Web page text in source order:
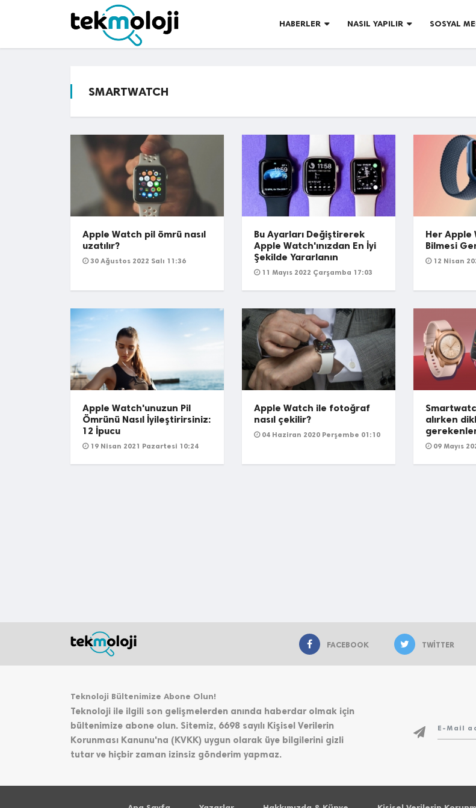
HABERLER NASIL YAPILIR SOSYAL
SMARTWATCH
Apple Watch pil ömrü nasıl
uzatılır?
30 Ağustos 2022 Salı 11:36
Bu Ayarları Değiştirerek
Apple Watch'ınızdan En İyi
Şekilde Yararlanın
11 Mayıs 2022 Çarşamba 17:03
Her Apple
Bilmesi
12 Nisan
Apple Watch'unuzun Pil
Ömrünü Nasıl İyileştirirsiniz:
12 İpucu
19 Nisan 2021 Pazartesi 10:24
Apple Watch ile fotoğraf
nasıl çekilir?
04 Haziran 2020 Perşembe 01:10
alırken
09 Mayıs
FACEBOOK TWITTER
Teknoloji Bültenimize Abone Olun!
Teknoloji ile ilgili son gelişmelerden anında haberdar olmak için
bültenimize abone olun. Sitemiz, 6698 sayılı Kişisel Verilerin
Korunması Kanunu'na (KVKK) uygun olarak üye bilgilerini gizli
tutar ve hiçbir zaman izinsiz gönderim yapmaz.